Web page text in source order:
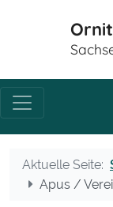
Aktuelle Seite:
Apus /